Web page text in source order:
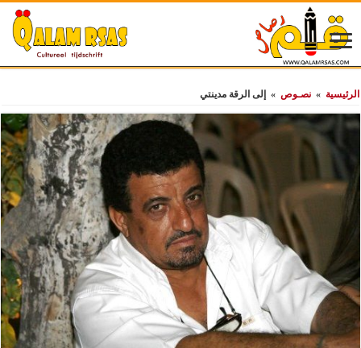
الرئيسية » نصـوص » إلى الرقة مدينتي